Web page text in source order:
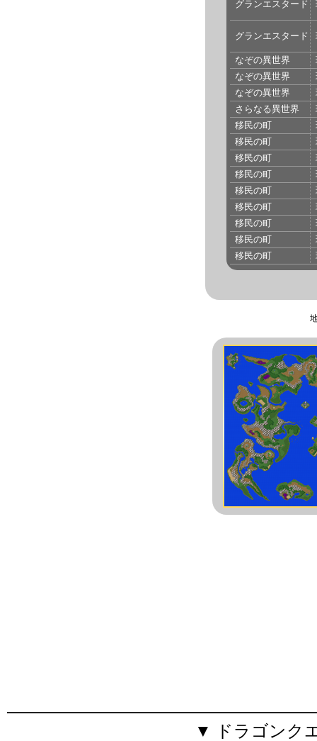
グランエスタード
グランエスタード
なぞの異世界
なぞの異世界
なぞの異世界
さらなる異世界
移民の町
移民の町
移民の町
移民の町
移民の町
移民の町
移民の町
移民の町
移民の町
▼ ドラゴンク